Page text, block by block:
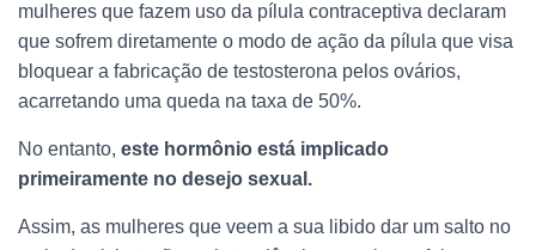
mulheres que fazem uso da pílula contraceptiva declaram
que sofrem diretamente o modo de ação da pílula que visa
bloquear a fabricação de testosterona pelos ovários,
acarretando uma queda na taxa de 50%.
No entanto, este hormônio está implicado
primeiramente no desejo sexual.
Assim, as mulheres que veem a sua libido dar um salto no